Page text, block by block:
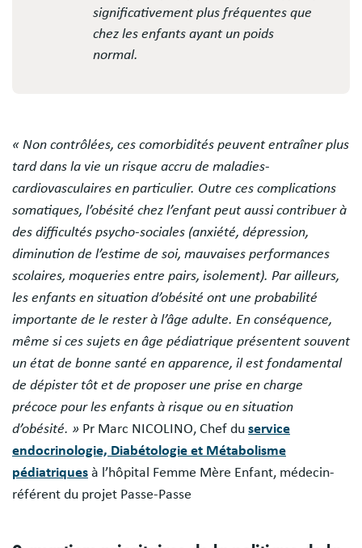
significativement plus fréquentes que
chez les enfants ayant un poids
normal.
« Non contrôlées, ces comorbidités peuvent entraîner plus
tard dans la vie un risque accru de maladies-
cardiovasculaires en particulier. Outre ces complications
somatiques, l’obésité chez l’enfant peut aussi contribuer à
des difficultés psycho-sociales (anxiété, dépression,
diminution de l’estime de soi, mauvaises performances
scolaires, moqueries entre pairs, isolement). Par ailleurs,
les enfants en situation d’obésité ont une probabilité
importante de le rester à l’âge adulte. En conséquence,
même si ces sujets en âge pédiatrique présentent souvent
un état de bonne santé en apparence, il est fondamental
de dépister tôt et de proposer une prise en charge
précoce pour les enfants à risque ou en situation
d’obésité. » Pr Marc NICOLINO, Chef du service
endocrinologie, Diabétologie et Métabolisme
pédiatriques à l’hôpital Femme Mère Enfant, médecin-
référent du projet Passe-Passe